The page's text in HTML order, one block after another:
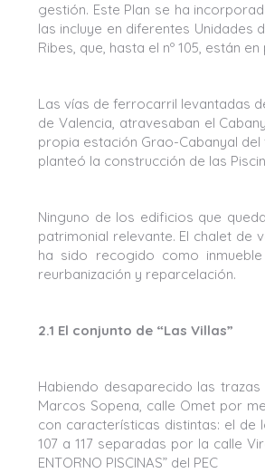
gestión. Este Plan se ha
las incluye en diferentes Unidades
Ribes, que, hasta el nº 105, están
Las vías de ferrocarril levantadas
de Valencia, atravesaban el
propia estación Grao-Cabanyal
planteó la construcción de las
Ninguno de los edificios que
patrimonial relevante. El chalet de
ha sido recogido como
reurbanización y reparcelación.
2.1 El conjunto de “Las Villas”
Habiendo desaparecido las
Marcos Sopena, calle Omet por
con características distintas: el de
107 a 117 separadas por la calle
ENTORNO PISCINAS” del PEC